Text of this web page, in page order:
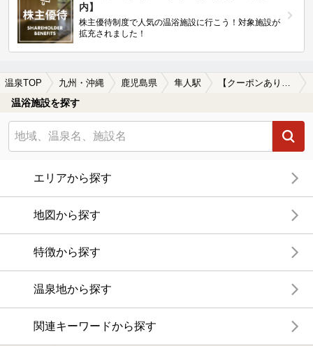
内】
株主優待制度で人気の温浴施設に行こう！対象施設が
拡充されました！
温泉TOP 九州・沖縄 鹿児島県 隼人駅
温浴施設を探す
エリアから探す
地図から探す
特徴から探す
温泉地から探す
関連キーワードから探す